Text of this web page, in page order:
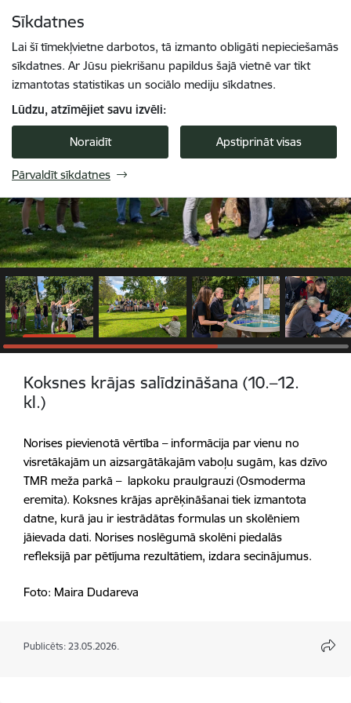
Sīkdatnes
Lai šī tīmekļvietne darbotos, tā izmanto obligāti nepieciešamās
sīkdatnes. Ar Jūsu piekrišanu papildus šajā vietnē var tikt
izmantotas statistikas un sociālo mediju sīkdatnes.
Lūdzu, atzīmējiet savu izvēli:
Noraidīt Apstiprināt visas
Pārvaldīt sīkdatnes
1 / 6
Koksnes krājas salīdzināšana (10.–12.
kl.)
Norises pievienotā vērtība – informācija par vienu no
visretākajām un aizsargātākajām vaboļu sugām, kas dzīvo
TMR meža parkā – lapkoku praulgrauzi (Osmoderma
eremita). Koksnes krājas aprēķināšanai tiek izmantota
datne, kurā jau ir iestrādātas formulas un skolēniem
jāievada dati. Norises noslēgumā skolēni piedalās
refleksijā par pētījuma rezultātiem, izdara secinājumus.
Foto: Maira Dudareva
Publicēts: 23.05.2026.